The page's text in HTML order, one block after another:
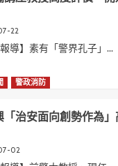
22
導】素有「警界孔子」...
警政消防
「治安面向創勢作為
02